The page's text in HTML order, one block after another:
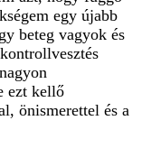
egy újabb
beteg vagyok és
ezt kellő
önismerettel és a